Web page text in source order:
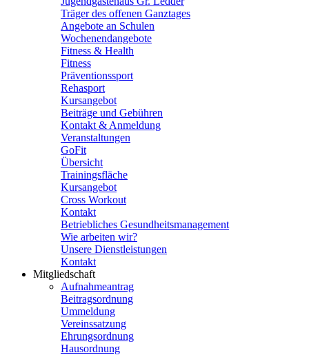
Träger des offenen Ganztages
Angebote an Schulen
Wochenendangebote
Fitness & Health
Fitness
Präventionssport
Rehasport
Kursangebot
Beiträge und Gebühren
Kontakt & Anmeldung
Veranstaltungen
GoFit
Übersicht
Trainingsfläche
Kursangebot
Cross Workout
Kontakt
Betriebliches Gesundheitsmanagement
Wie arbeiten wir?
Unsere Dienstleistungen
Kontakt
Mitgliedschaft
Aufnahmeantrag
Beitragsordnung
Ummeldung
Vereinssatzung
Ehrungsordnung
Hausordnung